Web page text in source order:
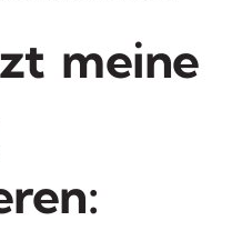
meine